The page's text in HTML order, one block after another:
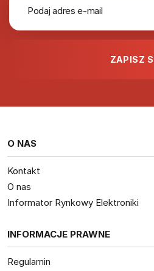
O NAS
Kontakt
O nas
Informator Rynkowy Elektroniki
INFORMACJE PRAWNE
Regulamin